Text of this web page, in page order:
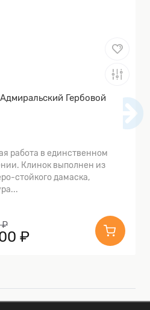
Гербовой
работа в единственном
Клинок выполнен из
стойкого дамаска,
₽
₽